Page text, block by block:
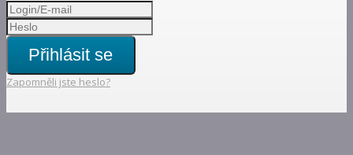
Přihlásit se
Zapomněli jste heslo?